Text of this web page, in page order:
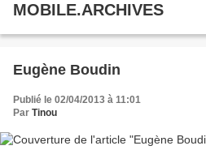
MOBILE.ARCHIVES
Eugène Boudin
Publié le 02/04/2013 à 11:01
Par Tinou